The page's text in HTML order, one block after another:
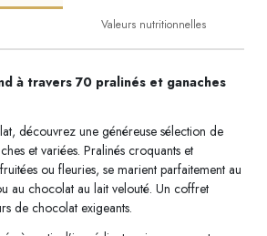
Valeurs nutritionnelles
à travers 70 pralinés et ganaches
découvrez une généreuse sélection de
et variées. Pralinés croquants et
ou fleuries, se marient parfaitement au
au chocolat au lait velouté. Un coffret
de chocolat exigeants.